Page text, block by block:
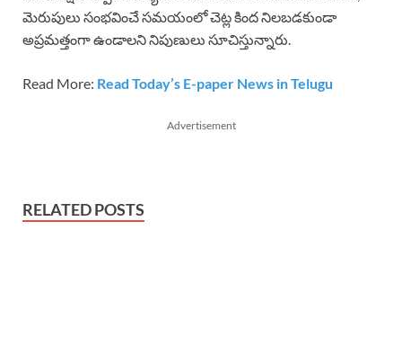
మెరుపులు సంభవించే సమయంలో చెట్ల కింద నిలబడకుండా
అప్రమత్తంగా ఉండాలని నిపుణులు సూచిస్తున్నారు.
Read More: Read Today’s E-paper News in Telugu
Advertisement
RELATED POSTS